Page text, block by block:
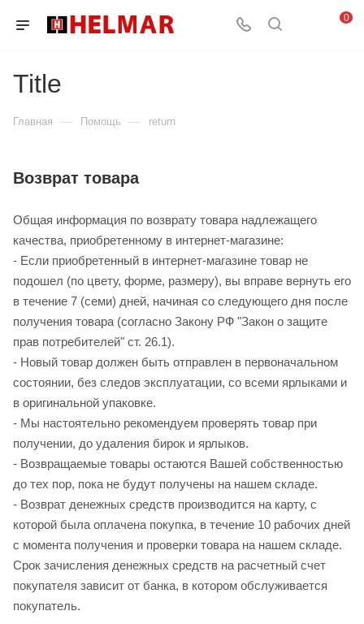
0
Title
Главная — Помощь — return
Возврат товара
Общая информация по возврату товара надлежащего
качества, приобретенному в интернет-магазине:
- Если приобретенный в интернет-магазине товар не
подошел (по цвету, форме, размеру), вы вправе вернуть его
в течение 7 (семи) дней, начиная со следующего дня после
получения товара (согласно Закону РФ "Закон о защите
прав потребителей" ст. 26.1).
- Новый товар должен быть отправлен в первоначальном
состоянии, без следов эксплуатации, со всеми ярлыками и
в оригинальной упаковке.
- Мы настоятельно рекомендуем проверять товар при
получении, до удаления бирок и ярлыков.
- Возвращаемые товары остаются Вашей собственностью
до тех пор, пока не будут получены на нашем складе.
- Возврат денежных средств производится на карту, с
которой была оплачена покупка, в течение 10 рабочих дней
с момента получения и проверки товара на нашем складе.
Срок зачисления денежных средств на расчетный счет
покупателя зависит от банка, в котором обслуживается
покупатель.